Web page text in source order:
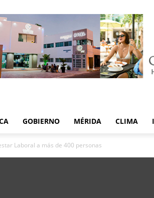
GOBIERNO MÉRIDA CLIMA
Laboral a más de 400 personas